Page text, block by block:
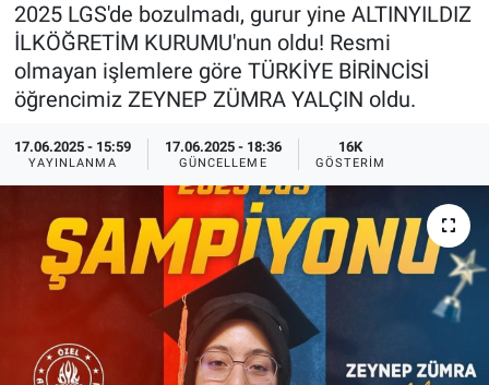
2025 LGS'de bozulmadı, gurur yine ALTINYILDIZ
İLKÖĞRETİM KURUMU'nun oldu! Resmi
olmayan işlemlere göre TÜRKİYE BİRİNCİSİ
öğrencimiz ZEYNEP ZÜMRA YALÇIN oldu.
17.06.2025 - 15:59
YAYINLANMA
17.06.2025 - 18:36
GÜNCELLEME
16K
GÖSTERIM
Sağlık
Yerel
Genel
İlan - Duyuru- Mesaj
Türkiye Gündemi
Sizden Gelenler
Sağlık
Kültür
İlan - Duyuru- Mesaj
Türkiye Gündemi
Sizden Gelenler